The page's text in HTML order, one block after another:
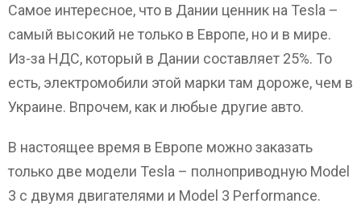
Самое интересное, что в Дании ценник на Tesla –
самый высокий не только в Европе, но и в мире.
Из-за НДС, который в Дании составляет 25%. То
есть, электромобили этой марки там дороже, чем в
Украине. Впрочем, как и любые другие авто.
В настоящее время в Европе можно заказать
только две модели Tesla – полноприводную Model
3 с двумя двигателями и Model 3 Performance.